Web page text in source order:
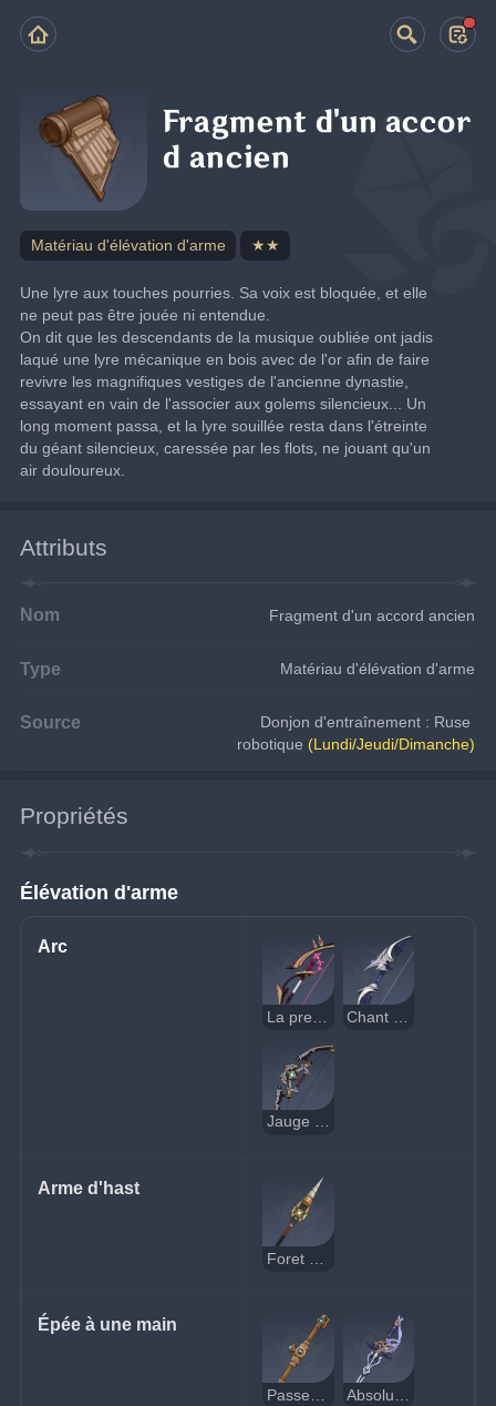
Fragment d'un accor
d ancien
Matériau d'élévation d'arme ★★
Une lyre aux touches pourries. Sa voix est bloquée, et elle
ne peut pas être jouée ni entendue.
On dit que les descendants de la musique oubliée ont jadis
laqué une lyre mécanique en bois avec de l'or afin de faire
revivre les magnifiques vestiges de l'ancienne dynastie,
essayant en vain de l'associer aux golems silencieux... Un
long moment passa, et la lyre souillée resta dans l'étreinte
du géant silencieux, caressée par les flots, ne jouant qu'un
air douloureux.
Attributs
Nom Fragment d'un accord ancien
Type Matériau d'élévation d'arme
Source
Donjon d'entraînement : Ruse
robotique (Lundi/Jeudi/Dimanche)
Propriétés
Élévation d'arme
Arc
Jauge de portée
Arme d'hast
Épée à une main